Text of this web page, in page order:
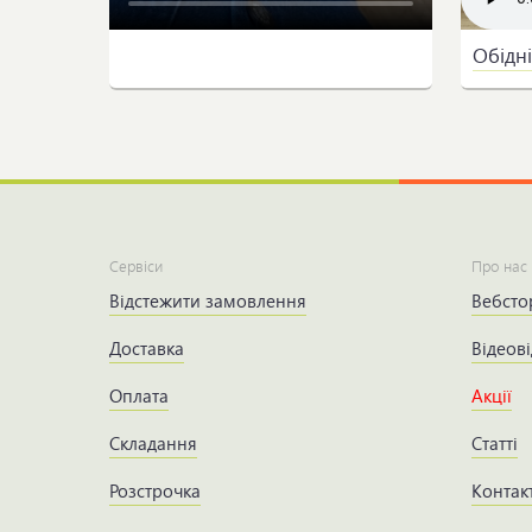
Сервіси
Відстежити замовлення
Доставка
Оплата
Складання
Розстрочка
Про нас
Акції
Статті